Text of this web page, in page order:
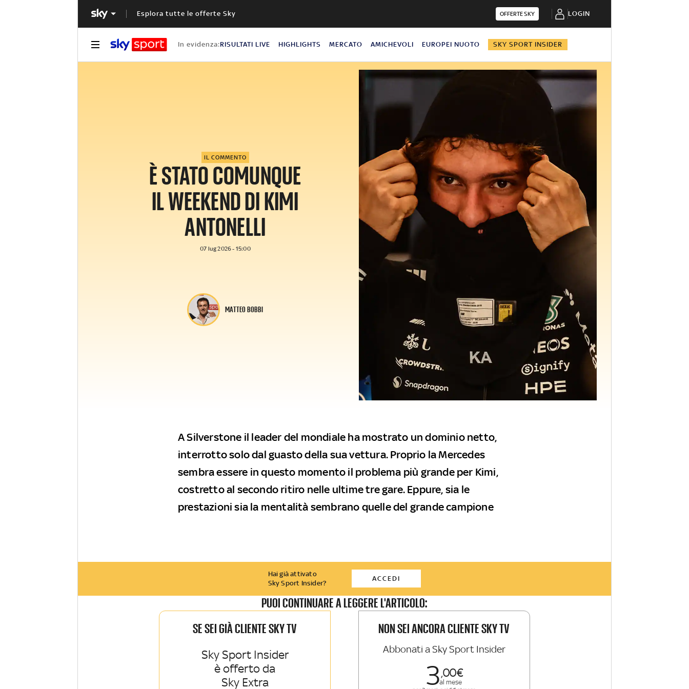
Esplora tutte le offerte Sky OFFERTE SKY LOGIN
In evidenza:RISULTATI LIVE HIGHLIGHTS MERCATO AMICHEVOLI EUROPEI NUOTO SKY SPORT INSIDER
IL COMMENTO
È STATO COMUNQUE
IL WEEKEND DI KIMI
ANTONELLI
07 lug 2026 - 15:00
MATTEO BOBBI
A Silverstone il leader del mondiale ha mostrato un dominio netto,
interrotto solo dal guasto della sua vettura. Proprio la Mercedes
sembra essere in questo momento il problema più grande per Kimi,
costretto al secondo ritiro nelle ultime tre gare. Eppure, sia le
prestazioni sia la mentalità sembrano quelle del grande campione
Hai già attivato
Sky Sport Insider?
ACCEDI
PUOI CONTINUARE A LEGGERE L'ARTICOLO:
SE SEI GIÀ CLIENTE SKY TV
Sky Sport Insider
è offerto da
Sky Extra
NON SEI ANCORA CLIENTE SKY TV
Abbonati a Sky Sport Insider
300
al mese